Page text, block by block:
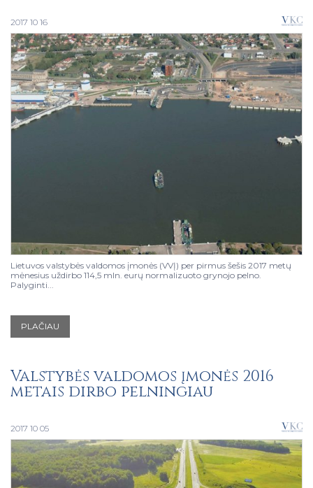
2017 10 16
Lietuvos valstybės valdomos įmonės (VVĮ) per pirmus šešis 2017 metų
mėnesius uždirbo 114,5 mln. eurų normalizuoto grynojo pelno.
Palyginti...
PLAČIAU
Valstybės valdomos įmonės 2016
metais dirbo pelningiau
2017 10 05